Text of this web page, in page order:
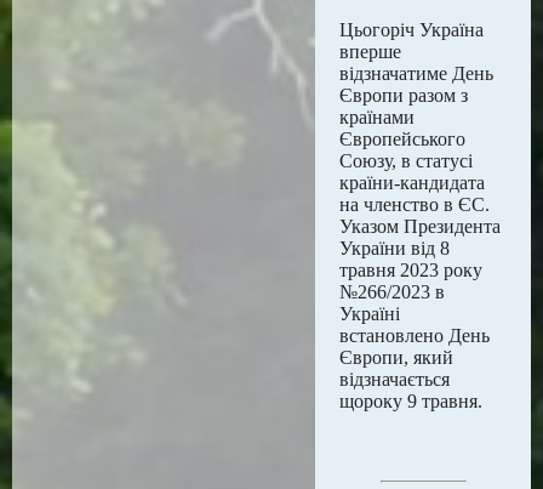
Цьогоріч Україна
вперше
відзначатиме День
Європи разом з
країнами
Європейського
Союзу, в статусі
країни-кандидата
на членство в ЄС.
Указом Президента
України від 8
травня 2023 року
№266/2023 в
Україні
встановлено День
Європи, який
відзначається
щороку 9 травня.